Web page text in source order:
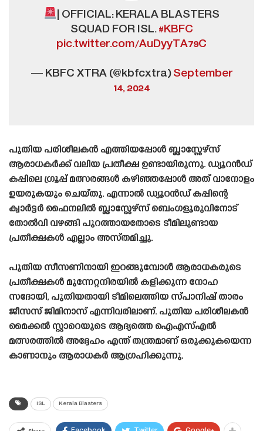
| OFFICIAL: KERALA BLASTERS
SQUAD FOR ISL.#KBFC
pic.twitter.com/AuDyyTA79C
— KBFC XTRA (@kbfcxtra)September
14, 2024
പുതിയ പരിശീലകൻ എത്തിയപ്പോൾ ബ്ലാസ്റ്റേഴ്‌സ്
ആരാധകർക്ക് വലിയ പ്രതീക്ഷ ഉണ്ടായിരുന്നു. ഡ്യൂറൻഡ്
കപ്പിലെ ഗ്രൂപ്പ് മത്സരങ്ങൾ കഴിഞ്ഞപ്പോൾ അത് വാനോളം
ഉയരുകയും ചെയ്‌തു. എന്നാൽ ഡ്യൂറൻഡ് കപ്പിന്റെ
ക്വാർട്ടർ ഫൈനലിൽ ബ്ലാസ്റ്റേഴ്‌സ് ബെംഗളൂരുവിനോട്
തോൽവി വഴങ്ങി പുറത്തായതോടെ ടീമിലുണ്ടായ
പ്രതീക്ഷകൾ എല്ലാം അസ്‌തമിച്ചു.
പുതിയ സീസണിനായി ഇറങ്ങുമ്പോൾ ആരാധകരുടെ
പ്രതീക്ഷകൾ മുന്നേറ്റനിരയിൽ കളിക്കുന്ന നോഹ
സദോയി, പുതിയതായി ടീമിലെത്തിയ സ്‌പാനിഷ്‌ താരം
ജീസസ് ജിമിനാസ് എന്നിവരിലാണ്. പുതിയ പരിശീലകൻ
മൈക്കൽ സ്റ്റാറെയുടെ ആദ്യത്തെ ഐഎസ്എൽ
മത്സരത്തിൽ അദ്ദേഹം എന്ത് തന്ത്രമാണ് ഒരുക്കുകയെന്ന
കാണാനും ആരാധകർ ആഗ്രഹിക്കുന്നു.
ISL Kerala Blasters